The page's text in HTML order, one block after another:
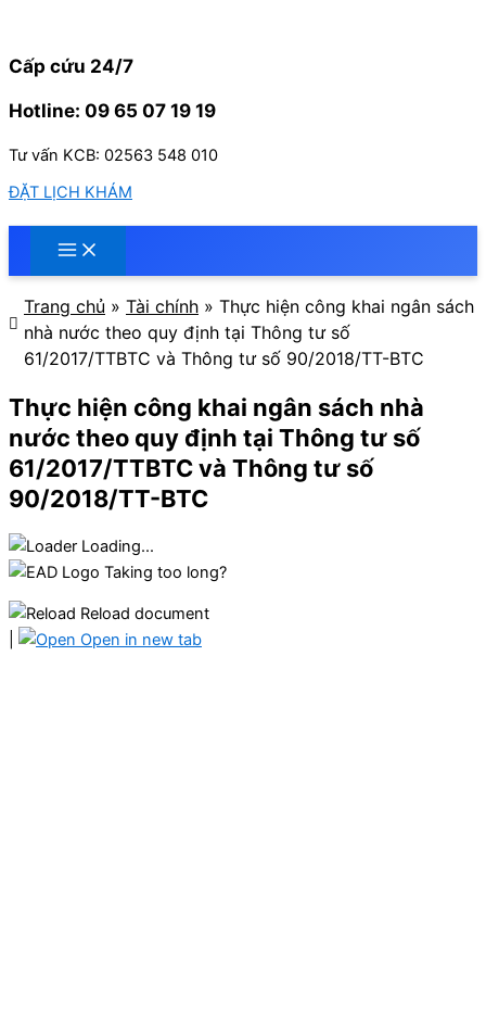
nội
Cấp cứu 24/7
Hotline: 09 65 07 19 19
Tư vấn KCB: 02563 548 010
ĐẶT LỊCH KHÁM
Trang chủ » Tài chính » Thực hiện công khai ngân sách
nhà nước theo quy định tại Thông tư số
61/2017/TTBTC và Thông tư số 90/2018/TT-BTC
Thực hiện công khai ngân sách nhà
nước theo quy định tại Thông tư số
61/2017/TTBTC và Thông tư số
90/2018/TT-BTC
Loading...
Taking too long?
Reload document
Open in new tab